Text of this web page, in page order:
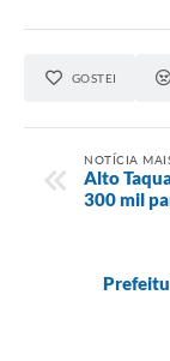
GOSTEI
NOTÍCIA
Alto
300 mil